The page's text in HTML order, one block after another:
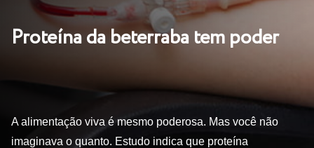
Proteína da beterraba tem poder
A alimentação viva é mesmo poderosa. Mas você não
imaginava o quanto. Estudo indica que proteína